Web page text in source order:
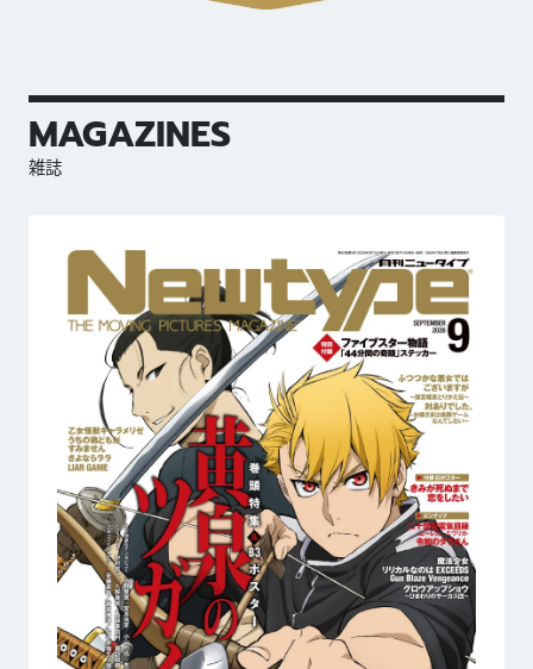
MAGAZINES
雑誌